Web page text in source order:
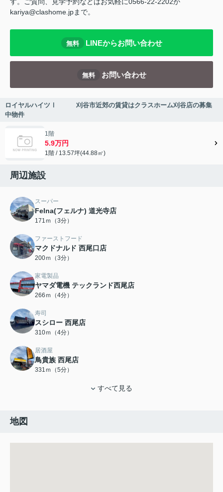
kariya@clashome.jpまで。
無料 LINEからお問い合わせ
無料 お問い合わせ
ロイヤルハイツⅠ 刈谷市近郊の賃貸はクラスホーム刈谷店の募集
中物件
1階
5.9万円
1階 / 13.57坪(44.88㎡)
周辺施設
スーパー
Felna(フェルナ) 道光寺店
171ｍ（3分）
ファーストフード
マクドナルド 西尾口店
200ｍ（3分）
家電製品
ヤマダ電機 テックランド西尾店
266ｍ（4分）
寿司
スシロー 西尾店
310ｍ（4分）
居酒屋
鳥貴族 西尾店
331ｍ（5分）
すべて見る
地図